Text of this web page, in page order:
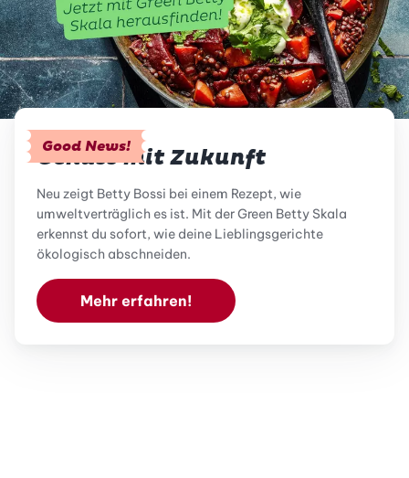
Good News!
Genuss mit Zukunft
Neu zeigt Betty Bossi bei einem Rezept, wie
umweltverträglich es ist. Mit der Green Betty Skala
erkennst du sofort, wie deine Lieblingsgerichte
ökologisch abschneiden.
Mehr erfahren!